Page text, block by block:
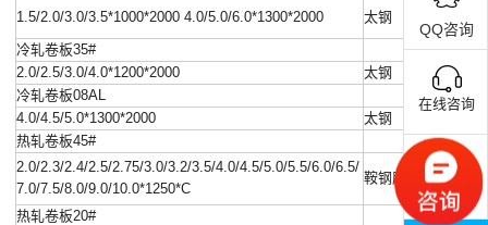
1.5/2.0/3.0/3.5*1000*2000 4.0/5.0/6.0*1300*2000
太钢
冷轧卷板35#
2.0/2.5/3.0/4.0*1200*2000
太钢
冷轧卷板08AL
4.0/4.5/5.0*1300*2000
太钢
热轧卷板45#
2.0/2.3/2.4/2.5/2.75/3.0/3.2/3.5/4.0/4.5/5.0/5.5/6.0/6.5/
7.0/7.5/8.0/9.0/10.0*1250*C
鞍钢股份
热轧卷板20#
QQ咨询
在线咨询
联系电话